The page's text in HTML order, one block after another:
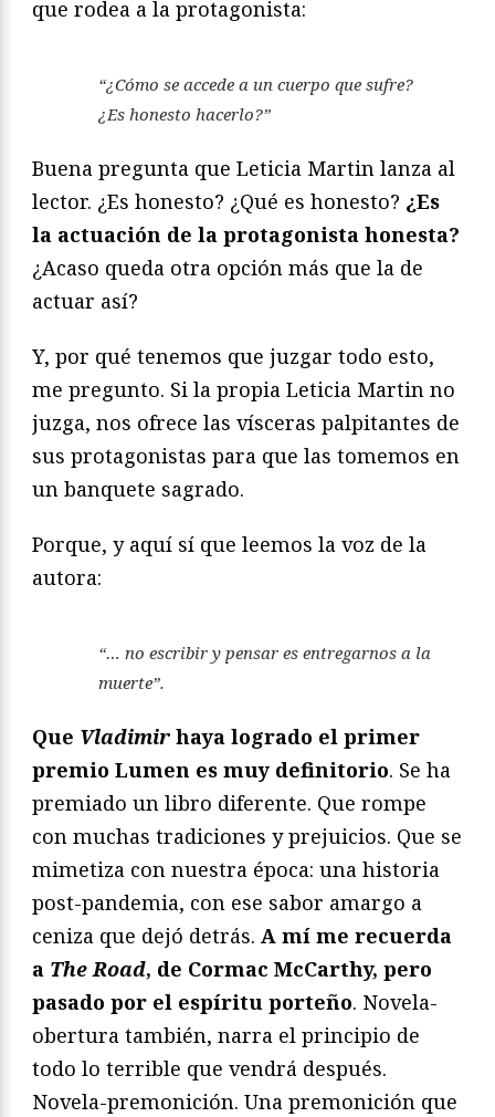
que rodea a la protagonista:
“¿Cómo se accede a un cuerpo que sufre?
¿Es honesto hacerlo?”
Buena pregunta que Leticia Martin lanza al
lector. ¿Es honesto? ¿Qué es honesto? ¿Es
la actuación de la protagonista honesta?
¿Acaso queda otra opción más que la de
actuar así?
Y, por qué tenemos que juzgar todo esto,
me pregunto. Si la propia Leticia Martin no
juzga, nos ofrece las vísceras palpitantes de
sus protagonistas para que las tomemos en
un banquete sagrado.
Porque, y aquí sí que leemos la voz de la
autora:
“… no escribir y pensar es entregarnos a la
muerte”.
Que Vladimir haya logrado el primer
premio Lumen es muy definitorio. Se ha
premiado un libro diferente. Que rompe
con muchas tradiciones y prejuicios. Que se
mimetiza con nuestra época: una historia
post-pandemia, con ese sabor amargo a
ceniza que dejó detrás. A mí me recuerda
a The Road, de Cormac McCarthy, pero
pasado por el espíritu porteño. Novela-
obertura también, narra el principio de
todo lo terrible que vendrá después.
Novela-premonición. Una premonición que